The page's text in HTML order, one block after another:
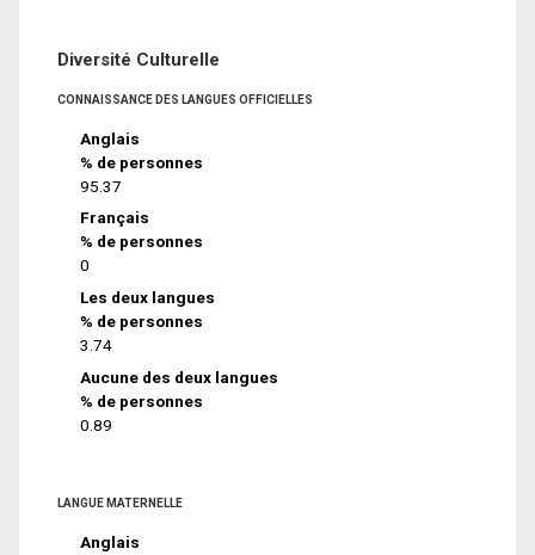
Diversité Culturelle
CONNAISSANCE DES LANGUES OFFICIELLES
Anglais
% de personnes
95.37
Français
% de personnes
0
Les deux langues
% de personnes
3.74
Aucune des deux langues
% de personnes
0.89
LANGUE MATERNELLE
Anglais